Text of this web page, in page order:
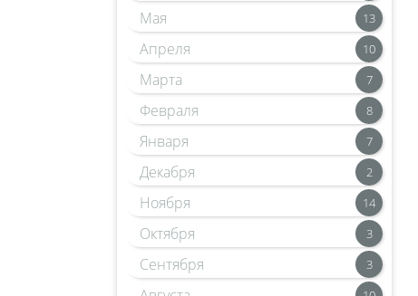
Мая 13
Апреля 10
Марта 7
Февраля 8
Января 7
Декабря 2
Ноября 14
Октября 3
Сентября 3